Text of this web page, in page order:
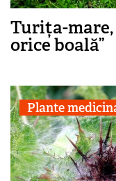
Turița-
orice boală”
Plante